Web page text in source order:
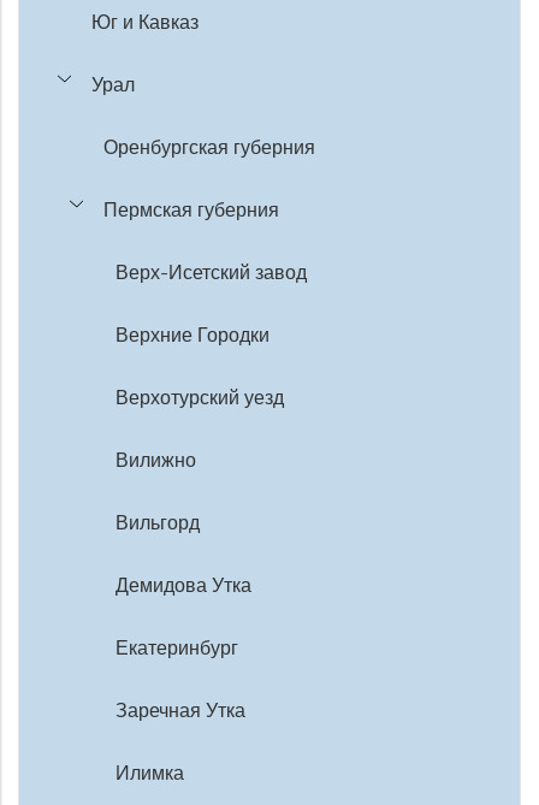
Юг и Кавказ
Урал
Оренбургская губерния
Пермская губерния
Верх-Исетский завод
Верхние Городки
Верхотурский уезд
Вилижно
Вильгорд
Демидова Утка
Екатеринбург
Заречная Утка
Илимка